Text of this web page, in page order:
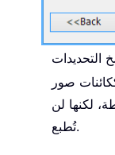
التحديدات
صور
لكنها لن
تُطبع.